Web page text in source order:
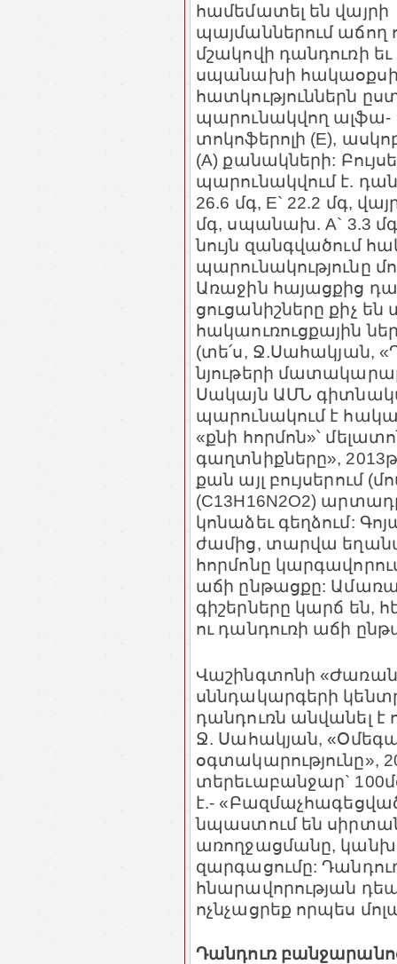
համեմատել են վայրի
պայմաններում աճող
մշակովի դանդուռի եւ
սպանախի
հատկություններն
պարունակվող ալֆա-
տոկոֆերոլի (E),
(A) քանակների:
պարունակվում է.
26.6 մգ, E` 22.2 մգ,
մգ, սպանախ. A` 3.3
նույն զանգվածում
պարունակությունը
Առաջին հայացքից
ցուցանիշները քիչ
հակաուռուցքային
(տե՛ս, Ջ.Սահակյան,
նյութերի
Սակայն ԱՄՆ
պարունակում է
«քնի հորմոն»՝
գաղտնիքները»,
քան այլ բույսերում
(C13H16N2O2)
կոնաձեւ գեղձում:
ժամից, տարվա
հորմոնը
աճի ընթացքը:
գիշերները կարճ են,
ու դանդուռի աճի
Վաշինգտոնի
սննդակարգերի
դանդուռն անվանել
Ջ. Սահակյան,
օգտակարությունը»,
տերեւաբանջար`
է.-
նպաստում են
առողջացմանը,
զարգացումը:
հնարավորության
ոչնչացրեք որպես
Դանդուռ